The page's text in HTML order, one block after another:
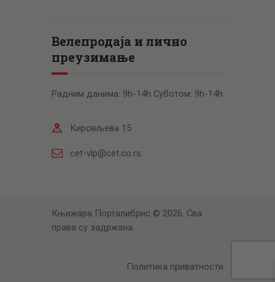
Велепродаја и лично
преузимање
Радним данима: 9h-14h Суботом: 9h-14h
Кировљева 15
cet-vlp@cet.co.rs
Књижара Порталибрис © 2026. Сва
права су задржана.
Политика приватности